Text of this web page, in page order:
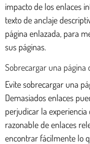
impacto de los enlaces
texto de anclaje
página enlazada, para
sus páginas.
Sobrecargar una página
Evite sobrecargar una
Demasiados enlaces
perjudicar la
razonable de enlaces
encontrar fácilmente lo